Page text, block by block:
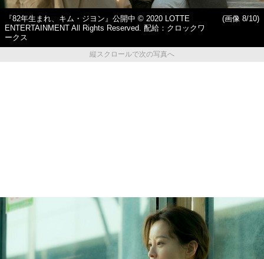
『82年生まれ、キム・ジヨン』公開中 © 2020 LOTTE
ENTERTAINMENT All Rights Reserved. 配給：クロックワ
ークス
(画像 8/10)
縦スクロールで次の写真へ